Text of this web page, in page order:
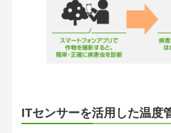
ITセンサーを活用した温度